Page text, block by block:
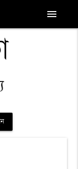
menu